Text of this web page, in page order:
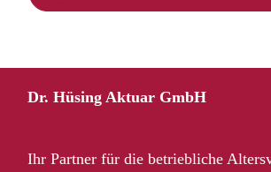
Dr. Hüsing Aktuar GmbH
Ihr Partner für die betriebliche